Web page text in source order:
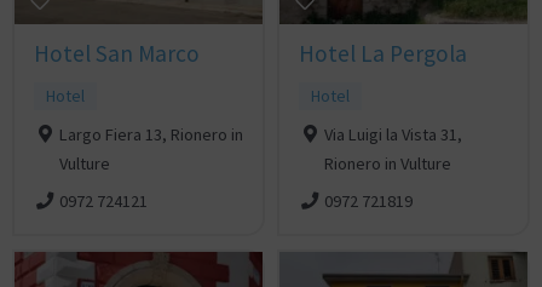
Hotel San Marco
Hotel
Largo Fiera 13, Rionero in
Vulture
0972 724121
Hotel La Pergola
Hotel
Via Luigi la Vista 31,
Rionero in Vulture
0972 721819